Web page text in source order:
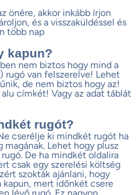
önére, akkor inkább írjon
és a visszaküldéssel és
több nap
kapun?
nem biztos hogy mind a
rugó van felszerelve! Lehet
de nem biztos hogy az!
címkét! Vagy az adat táblát
rugót?
cserélje ki mindkét rugót ha
Lehet hogy plusz
De ha mindkét oldalira
csak egy szerelési költség
szokták ajánlani, hogy
mert időnkét csere
lévő rugó. Ez nagyon